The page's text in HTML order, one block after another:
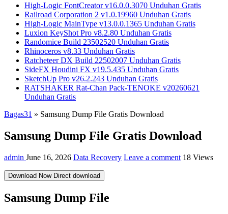
High-Logic FontCreator v16.0.0.3070 Unduhan Gratis
Railroad Corporation 2 v1.0.19960 Unduhan Gratis
High-Logic MainType v13.0.0.1365 Unduhan Gratis
Luxion KeyShot Pro v8.2.80 Unduhan Gratis
Randomice Build 23502520 Unduhan Gratis
Rhinoceros v8.33 Unduhan Gratis
Ratcheteer DX Build 22502007 Unduhan Gratis
SideFX Houdini FX v19.5.435 Unduhan Gratis
SketchUp Pro v26.2.243 Unduhan Gratis
RATSHAKER Rat-Chan Pack-TENOKE v20260621
Unduhan Gratis
Bagas31 » Samsung Dump File Gratis Download
Samsung Dump File Gratis Download
admin June 16, 2026 Data Recovery Leave a comment 18 Views
Download Now Direct download
Samsung Dump File